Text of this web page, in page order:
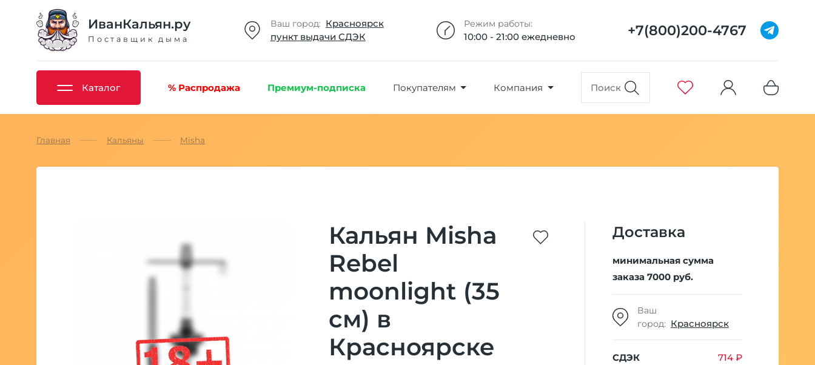
ИванКальян.ру
Поставщик дыма
Ваш город: Красноярск
пункт выдачи СДЭК
Режим работы:
10:00 - 21:00 ежедневно +7(800)200-4767
Каталог % Распродажа Премиум-подписка Покупателям Компания
Добавлено максимальное кол-во товара
Главная Кальяны Misha
Кальян Misha
Rebel
moonlight (35
см) в
Красноярске
Доставка
минимальная сумма
заказа 7000 руб.
Ваш
город: Красноярск
СДЭК
714 ₽